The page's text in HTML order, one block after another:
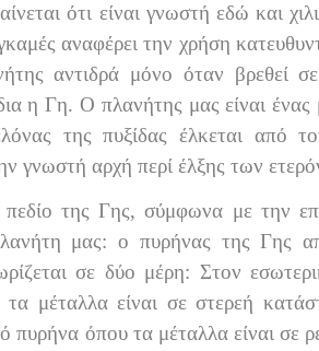
ότι είναι γνωστή εδώ και
αναφέρει την χρήση
αντιδρά μόνο όταν βρεθεί
η Γη. Ο πλανήτης μας είναι ένας
της πυξίδας έλκεται από
γνωστή αρχή περί έλξης των
της Γης, σύμφωνα με την
μας: ο πυρήνας της Γης
σε δύο μέρη: Στον
τα μέταλλα είναι σε στερεή
πυρήνα όπου τα μέταλλα είναι